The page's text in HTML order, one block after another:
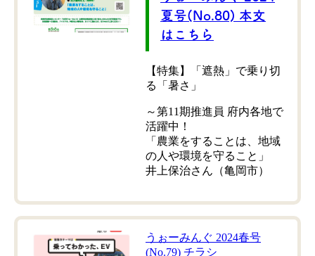
夏号(No.80) 本文
はこちら
【特集】「遮熱」で乗り切
る「暑さ」
～第11期推進員 府内各地で
活躍中！
「農業をすることは、地域
の人や環境を守ること」
井上保治さん（亀岡市）
うぉーみんぐ 2024春号
(No.79) チラシ